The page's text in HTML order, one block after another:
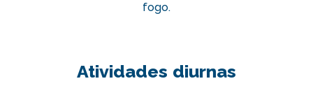
fogo.
Atividades diurnas